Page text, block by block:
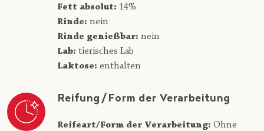
Fett absolut: 14%
Rinde: nein
Rinde genießbar: nein
Lab: tierisches Lab
Laktose: enthalten
Reifung/Form der Verarbeitung
Reifeart/Form der Verarbeitung: Ohne